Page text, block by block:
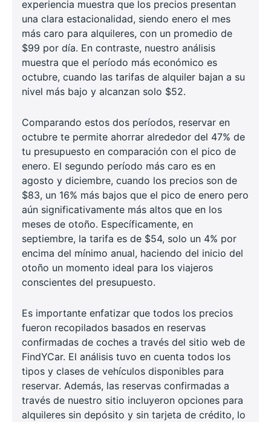
experiencia muestra que los precios presentan
una clara estacionalidad, siendo enero el mes
más caro para alquileres, con un promedio de
$99 por día. En contraste, nuestro análisis
muestra que el período más económico es
octubre, cuando las tarifas de alquiler bajan a su
nivel más bajo y alcanzan solo $52.
Comparando estos dos períodos, reservar en
octubre te permite ahorrar alrededor del 47% de
tu presupuesto en comparación con el pico de
enero. El segundo período más caro es en
agosto y diciembre, cuando los precios son de
$83, un 16% más bajos que el pico de enero pero
aún significativamente más altos que en los
meses de otoño. Específicamente, en
septiembre, la tarifa es de $54, solo un 4% por
encima del mínimo anual, haciendo del inicio del
otoño un momento ideal para los viajeros
conscientes del presupuesto.
Es importante enfatizar que todos los precios
fueron recopilados basados en reservas
confirmadas de coches a través del sitio web de
FindYCar. El análisis tuvo en cuenta todos los
tipos y clases de vehículos disponibles para
reservar. Además, las reservas confirmadas a
través de nuestro sitio incluyeron opciones para
alquileres sin depósito y sin tarjeta de crédito, lo